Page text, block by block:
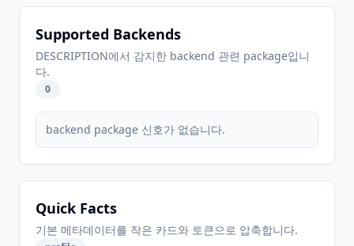
Supported Backends
DESCRIPTION에서 감지한 backend 관련 package입니
다.
0
backend package 신호가 없습니다.
Quick Facts
기본 메타데이터를 작은 카드와 토큰으로 압축합니다.